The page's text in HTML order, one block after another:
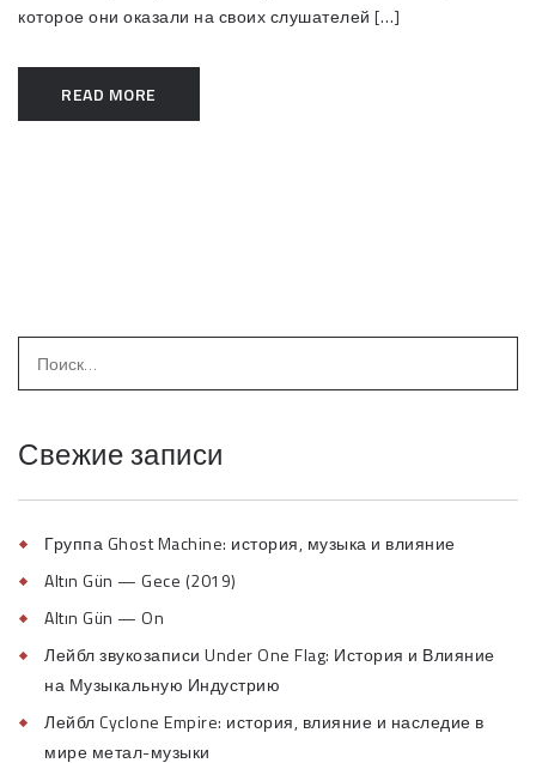
которое они оказали на своих слушателей […]
READ MORE
Свежие записи
Группа Ghost Machine: история, музыка и влияние
Altın Gün — Gece (2019)
Altın Gün — On
Лейбл звукозаписи Under One Flag: История и Влияние
на Музыкальную Индустрию
Лейбл Cyclone Empire: история, влияние и наследие в
мире метал-музыки